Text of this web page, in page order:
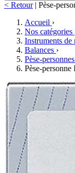
< Retour | Pèse-
Accueil ›
Nos catégories
Instruments de
Balances ›
Pèse-personnes
Pèse-